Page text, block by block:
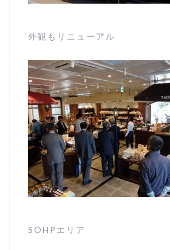
外観もリニューアル
SOHPエリア